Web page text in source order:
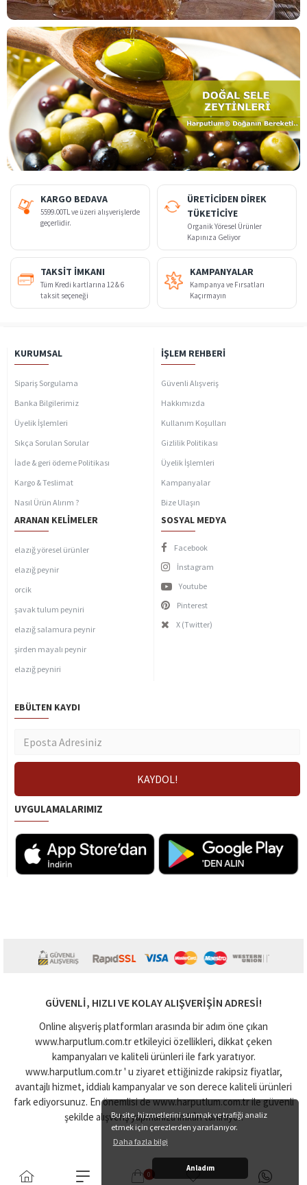
Bu site, hizmetlerini sunmak ve trafiği analiz
etmek için çerezlerden yararlanıyor.
Daha fazla bilgi
Anladım
KARGO BEDAVA
5599.00TL ve üzeri alışverişlerde
geçerlidir.
ÜRETİCİDEN DİREK
TÜKETİCİYE
Organik Yöresel Ürünler
Kapınıza Geliyor
TAKSIT İMKANI
Tüm Kredi kartlarına 12 & 6
taksit seçeneği
KAMPANYALAR
Kampanya ve Fırsatları
Kaçırmayın
KURUMSAL
Sipariş Sorgulama
Banka Bilgilerimiz
Üyelik İşlemleri
Sıkça Sorulan Sorular
İade & geri ödeme Politikası
Kargo & Teslimat
Nasıl Ürün Alırım ?
İŞLEM REHBERI
Güvenli Alışveriş
Hakkımızda
Kullanım Koşulları
Gizlilik Politikası
Üyelik İşlemleri
Kampanyalar
Bize Ulaşın
ARANAN KELIMELER
elazığ yöresel ürünler
elazığ peynir
orcik
şavak tulum peyniri
elazığ salamura peynir
şirden mayalı peynir
elazığ peyniri
SOSYAL MEDYA
Facebook
İnstagram
Youtube
Pinterest
X (Twitter)
EBÜLTEN KAYDI
UYGULAMALARIMIZ
GÜVENLI, HIZLI VE KOLAY ALIŞVERIŞIN ADRESI!
Online alışveriş platformları arasında bir adım öne çıkan
www.harputlum.com.tr etkileyici özellikleri, dikkat çeken
kampanyaları ve kaliteli ürünleri ile fark yaratıyor.
www.harputlum.com.tr ' u ziyaret ettiğinizde rakipsiz fiyatlar,
avantajlı hizmet, iddialı kampanyalar ve son derece kaliteli ürünleri
fark ediyorsunuz. En önemlisi de www.harputlum.com.tr ile güvenli
şekilde alışveriş yapmanıza imkân tanınıyor.
0